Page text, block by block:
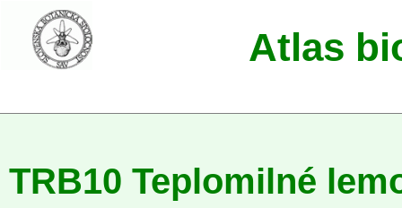
Atlas
TRB10 Teplomilné